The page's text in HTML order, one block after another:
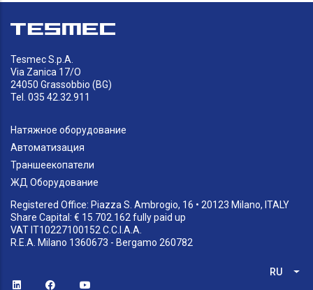
Tesmec S.p.A.
Via Zanica 17/O
24050 Grassobbio (BG)
Tel. 035 42.32.911
Натяжное оборудование
Автоматизация
Траншеекопатели
ЖД Оборудование
Registered Office: Piazza S. Ambrogio, 16 • 20123 Milano, ITALY
Share Capital: € 15.702.162 fully paid up
VAT IT10227100152 C.C.I.A.A.
R.E.A. Milano 1360673 - Bergamo 260782
RU